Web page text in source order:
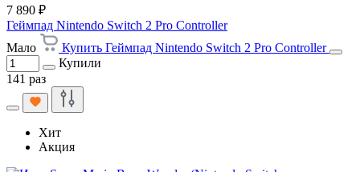
7 890 ₽
Геймпад Nintendo Switch 2 Pro Controller
Мало
Купить Геймпад Nintendo Switch 2 Pro Controller
Купили
141 раз
Хит
Акция